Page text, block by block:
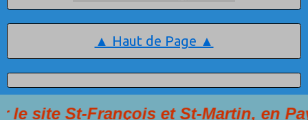
▲ Haut de Page ▲
François et St-Martin, en Pays de